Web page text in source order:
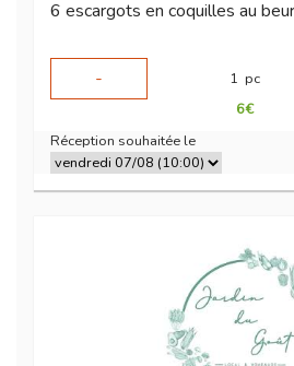
6 escargots en coquilles au
-
1 pc
6€
Réception souhaitée le